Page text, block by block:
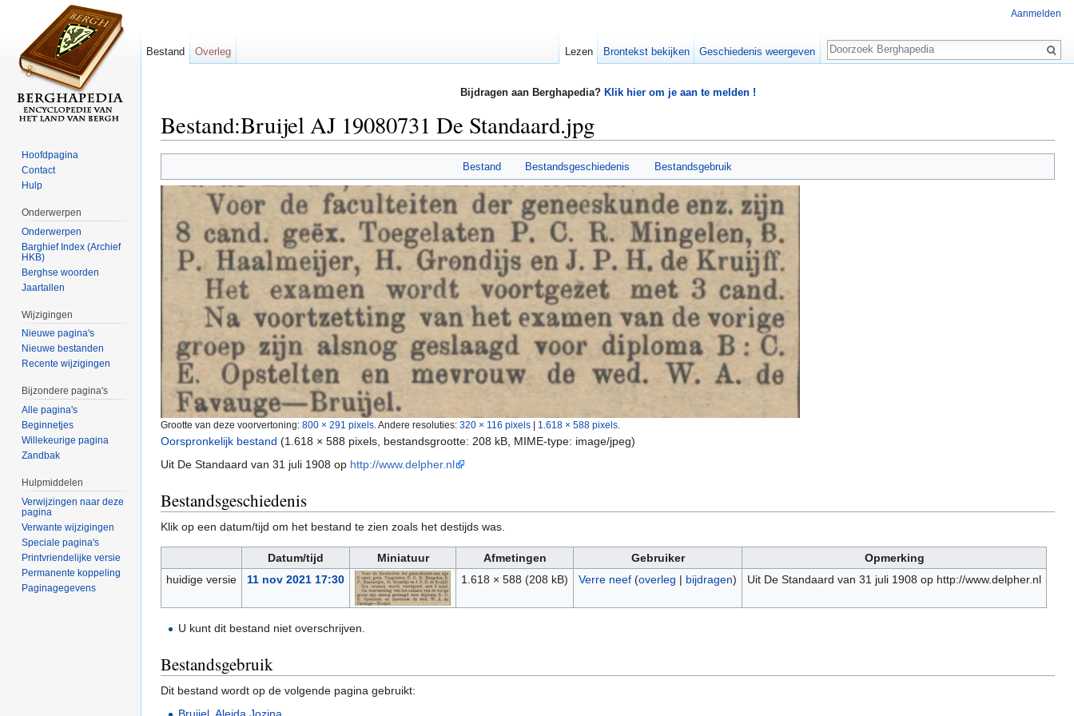
Bijdragen aan Berghapedia? Klik hier om je aan te melden !
Bestand:Bruijel AJ 19080731 De Standaard.jpg
Bestand Bestandsgeschiedenis Bestandsgebruik
Grootte van deze voorvertoning: 800 × 291 pixels Andere resoluties: 320 × 116 pixels | 1.618 × 588 pixels
Oorspronkelijk bestand (1.618 × 588 pixels, bestandsgrootte: 208 kB, MIME-type: image/jpeg)
Uit De Standaard van 31 juli 1908 op http://www.delpher.nl
Bestandsgeschiedenis
Klik op een datum/tijd om het bestand te zien zoals het destijds was.
Datum/tijd Miniatuur Afmetingen Gebruiker
Opmerking
huidige versie
11 nov 2021 17:30 1.618 × 588 (208 kB) Verre neef (overleg | bijdragen) Uit De Standaard van 31 juli 1908 op http://www.delpher.nl
U kunt dit bestand niet overschrijven.
Bestandsgebruik
Dit bestand wordt op de volgende pagina gebruikt:
Aanmelden
Bestand Overleg Lezen Brontekst bekijken Geschiedenis weergeven
Zoeken
Hoofdpagina
Contact
Hulp
Onderwerpen
Onderwerpen
Barghief Index (Archief
HKB)
Berghse woorden
Jaartallen
Wijzigingen
Nieuwe pagina's
Nieuwe bestanden
Recente wijzigingen
Bijzondere pagina's
Alle pagina's
Beginnetjes
Willekeurige pagina
Zandbak
Hulpmiddelen
Verwijzingen naar deze
pagina
Verwante wijzigingen
Speciale pagina's
Printvriendelijke versie
Permanente koppeling
Paginagegevens